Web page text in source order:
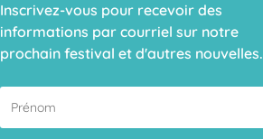
Inscrivez-vous pour recevoir des
informations par courriel sur notre
prochain festival et d'autres nouvelles.